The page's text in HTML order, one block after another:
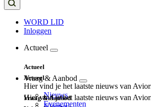
Top
navigation
WORD LID
Inloggen
navigation
Actueel
Actueel
Hier vind je het laatste nieuws van
Nieuws
Evenementen
Actueel
Hier vind je het laatste nieuws van
Vraag & Aanbod
Vraag & Aanbod